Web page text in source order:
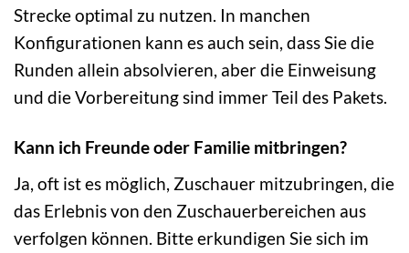
Strecke optimal zu nutzen. In manchen
Konfigurationen kann es auch sein, dass Sie die
Runden allein absolvieren, aber die Einweisung
und die Vorbereitung sind immer Teil des Pakets.
Kann ich Freunde oder Familie mitbringen?
Ja, oft ist es möglich, Zuschauer mitzubringen, die
das Erlebnis von den Zuschauerbereichen aus
verfolgen können. Bitte erkundigen Sie sich im